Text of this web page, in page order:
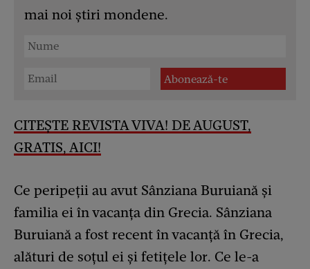
mai noi știri mondene.
CITEȘTE REVISTA VIVA! DE AUGUST,
GRATIS, AICI!
Ce peripeții au avut Sânziana Buruiană și
familia ei în vacanța din Grecia. Sânziana
Buruiană a fost recent în vacanță în Grecia,
alături de soțul ei și fetițele lor. Ce le-a